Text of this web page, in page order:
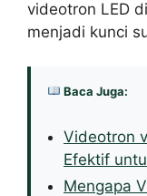
videotron LED
menjadi kunci
Baca Juga:
Videotron
Efektif
Mengapa